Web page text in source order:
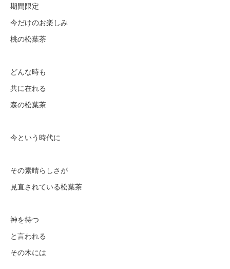
期間限定
今だけのお楽しみ
桃の松葉茶
どんな時も
共に在れる
森の松葉茶
今という時代に
その素晴らしさが
見直されている松葉茶
神を待つ
と言われる
その木には